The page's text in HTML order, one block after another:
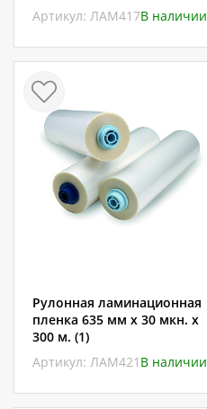
Артикул: ЛАМ417В наличии
Рулонная ламинационная
пленка 635 мм x 30 мкн. x
300 м. (1)
Артикул: ЛАМ421 В наличии